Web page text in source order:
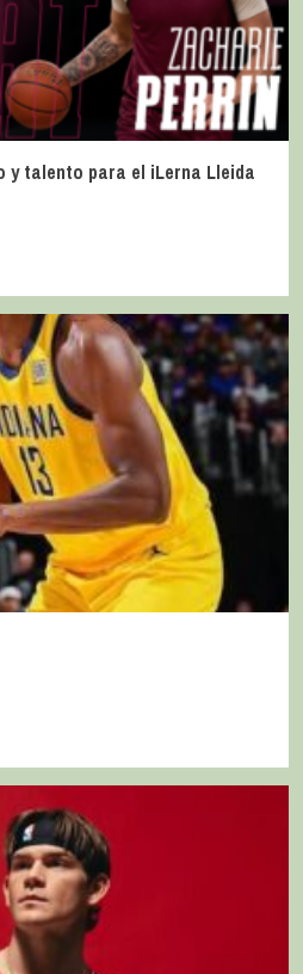
y talento para el iLerna Lleida